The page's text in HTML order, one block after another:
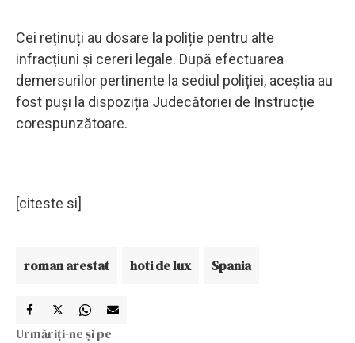
Cei reținuți au dosare la poliție pentru alte
infracțiuni și cereri legale. După efectuarea
demersurilor pertinente la sediul poliției, aceștia au
fost puși la dispoziția Judecătoriei de Instrucție
corespunzătoare.
[citeste si]
roman arestat hoti de lux Spania
Urmăriți-ne și pe